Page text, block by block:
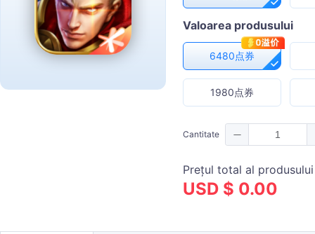
Valoarea produsului
6480点券
1980点券
Cantitate
Prețul total al produsului
USD $ 0.00